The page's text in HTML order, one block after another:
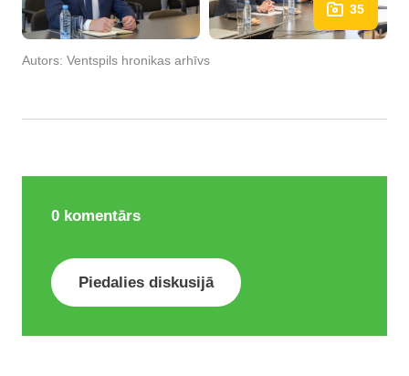
35
Autors: Ventspils hronikas arhīvs
0 komentārs
Piedalies diskusijā